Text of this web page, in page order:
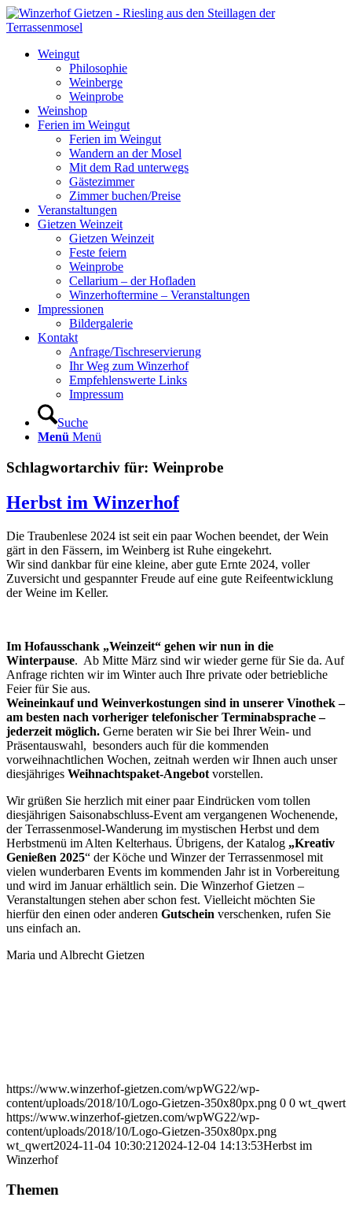
Weingut
Philosophie
Weinberge
Weinprobe
Weinshop
Ferien im Weingut
Ferien im Weingut
Wandern an der Mosel
Mit dem Rad unterwegs
Gästezimmer
Zimmer buchen/Preise
Veranstaltungen
Gietzen Weinzeit
Gietzen Weinzeit
Feste feiern
Weinprobe
Cellarium – der Hofladen
Winzerhoftermine – Veranstaltungen
Impressionen
Bildergalerie
Kontakt
Anfrage/Tischreservierung
Ihr Weg zum Winzerhof
Empfehlenswerte Links
Impressum
Suche
Menü Menü
Schlagwortarchiv für: Weinprobe
Herbst im Winzerhof
Die Traubenlese 2024 ist seit ein paar Wochen beendet, der Wein
gärt in den Fässern, im Weinberg ist Ruhe eingekehrt.
Wir sind dankbar für eine kleine, aber gute Ernte 2024, voller
Zuversicht und gespannter Freude auf eine gute Reifeentwicklung
der Weine im Keller.
Im Hofausschank „Weinzeit“ gehen wir nun in die
Winterpause. Ab Mitte März sind wir wieder gerne für Sie da. Auf
Anfrage richten wir im Winter auch Ihre private oder betriebliche
Feier für Sie aus.
Weineinkauf und Weinverkostungen sind in unserer Vinothek –
am besten nach vorheriger telefonischer Terminabsprache –
jederzeit möglich. Gerne beraten wir Sie bei Ihrer Wein- und
Präsentauswahl, besonders auch für die kommenden
vorweihnachtlichen Wochen, zeitnah werden wir Ihnen auch unser
diesjähriges Weihnachtspaket-Angebot vorstellen.
Wir grüßen Sie herzlich mit einer paar Eindrücken vom tollen
diesjährigen Saisonabschluss-Event am vergangenen Wochenende,
der Terrassenmosel-Wanderung im mystischen Herbst und dem
Herbstmenü im Alten Kelterhaus. Übrigens, der Katalog „Kreativ
Genießen 2025“ der Köche und Winzer der Terrassenmosel mit
vielen wunderbaren Events im kommenden Jahr ist in Vorbereitung
und wird im Januar erhältlich sein. Die Winzerhof Gietzen –
Veranstaltungen stehen aber schon fest. Vielleicht möchten Sie
hierfür den einen oder anderen Gutschein verschenken, rufen Sie
uns einfach an.
Maria und Albrecht Gietzen
https://www.winzerhof-gietzen.com/wpWG22/wp-
content/uploads/2018/10/Logo-Gietzen-350x80px.png 0 0 wt_qwert
https://www.winzerhof-gietzen.com/wpWG22/wp-
content/uploads/2018/10/Logo-Gietzen-350x80px.png
wt_qwert2024-11-04 10:30:21 2024-12-04 14:13:53Herbst im
Winzerhof
Themen